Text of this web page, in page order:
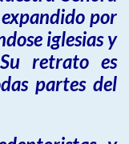
por
iglesias y
retrato es
partes del